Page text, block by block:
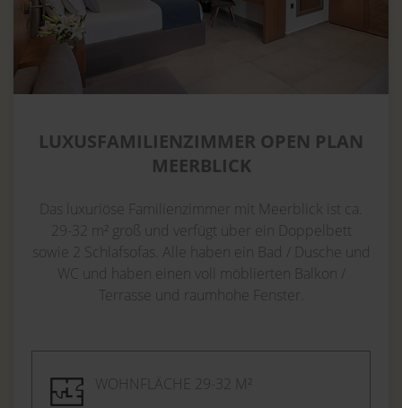
LUXUSFAMILIENZIMMER OPEN PLAN
MEERBLICK
Das luxuriöse Familienzimmer mit Meerblick ist ca.
29-32 m² groß und verfügt über ein Doppelbett
sowie 2 Schlafsofas. Alle haben ein Bad / Dusche und
WC und haben einen voll möblierten Balkon /
Terrasse und raumhohe Fenster.
WOHNFLÄCHE 29-32 M²